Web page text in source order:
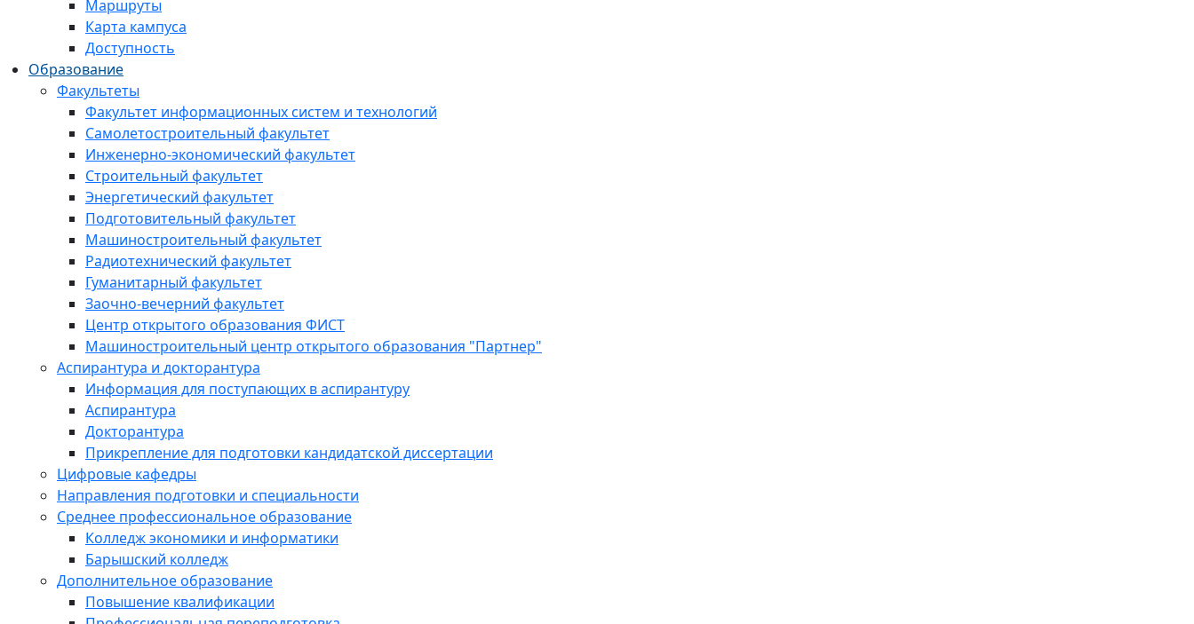
Маршруты
Карта кампуса
Доступность
Образование
Факультеты
Факультет информационных систем и технологий
Самолетостроительный факультет
Инженерно-экономический факультет
Строительный факультет
Энергетический факультет
Подготовительный факультет
Машиностроительный факультет
Радиотехнический факультет
Гуманитарный факультет
Заочно-вечерний факультет
Центр открытого образования ФИСТ
Машиностроительный центр открытого образования "Партнер"
Аспирантура и докторантура
Информация для поступающих в аспирантуру
Аспирантура
Докторантура
Прикрепление для подготовки кандидатской диссертации
Цифровые кафедры
Направления подготовки и специальности
Среднее профессиональное образование
Колледж экономики и информатики
Барышский колледж
Дополнительное образование
Повышение квалификации